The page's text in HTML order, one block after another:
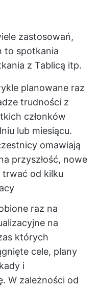
zastosowań,
to spotkania
z Tablicą itp.
planowane raz
trudności z
członków
lub miesiącu.
omawiają
przyszłość, nowe
od kilku
raz na
na
których
cele, plany
i
W zależności od